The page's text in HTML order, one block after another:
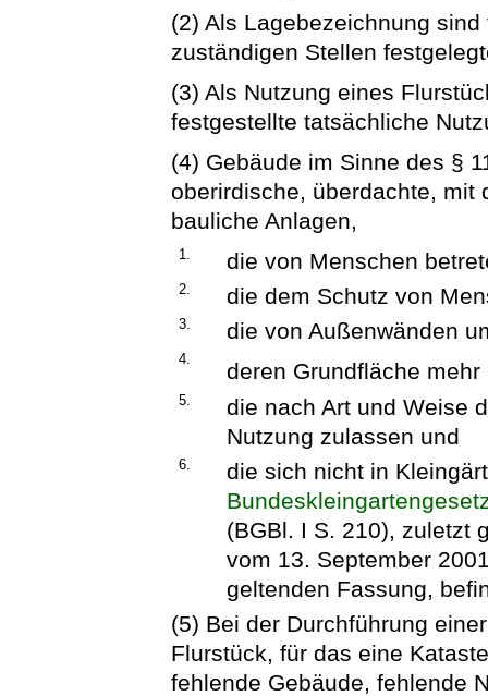
(2) Als Lagebezeichnung
zuständigen Stellen
(3) Als Nutzung eines
festgestellte tatsächliche
(4) Gebäude im Sinne des §
oberirdische, überdachte, mit
bauliche Anlagen,
1. die von Menschen
2. die dem Schutz von
3. die von Außenwänden
4. deren Grundfläche
5.
die nach Art und Weise
Nutzung zulassen und
6.
die sich nicht in
(BGBl. I S. 210), zuletzt
vom 13. September
geltenden Fassung,
(5) Bei der Durchführung
Flurstück, für das eine
fehlende Gebäude, fehlende